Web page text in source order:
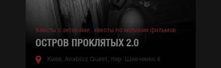
Квесты с актерами , квесты по мотивам фильмов
ОСТРОВ ПРОКЛЯТЫХ 2.0
Киев, Anabioz Quest, пер. Шевченко 4